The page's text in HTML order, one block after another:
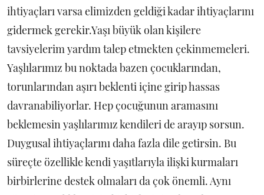
ihtiyaçları varsa elimizden geldiği kadar ihtiyaçlarını
gidermek gerekir.Yaşı büyük olan kişilere
tavsiyelerim yardım talep etmekten çekinmemeleri.
Yaşlılarımız bu noktada bazen çocuklarından,
torunlarından aşırı beklenti içine girip hassas
davranabiliyorlar. Hep çocuğunun aramasını
beklemesin yaşlılarımız kendileri de arayıp sorsun.
Duygusal ihtiyaçlarını daha fazla dile getirsin. Bu
süreçte özellikle kendi yaşıtlarıyla ilişki kurmaları
birbirlerine destek olmaları da çok önemli. Aynı